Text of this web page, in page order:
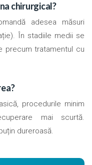
chirurgical?
adesea măsuri
În stadiile medii se
precum tratamentul cu
procedurile minim
mai scurtă.
dureroasă.